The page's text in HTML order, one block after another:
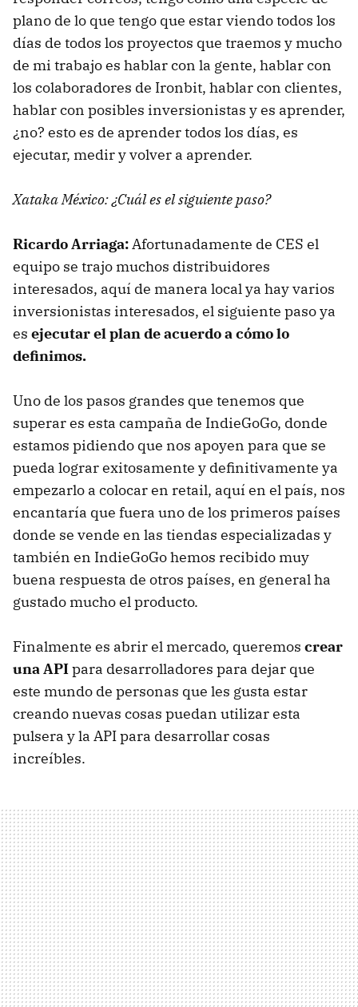
plano de lo que tengo que estar viendo todos los
días de todos los proyectos que traemos y mucho
de mi trabajo es hablar con la gente, hablar con
los colaboradores de Ironbit, hablar con clientes,
hablar con posibles inversionistas y es aprender,
¿no? esto es de aprender todos los días, es
ejecutar, medir y volver a aprender.
Xataka México: ¿Cuál es el siguiente paso?
Ricardo Arriaga:Afortunadamente de CES el
equipo se trajo muchos distribuidores
interesados, aquí de manera local ya hay varios
inversionistas interesados, el siguiente paso ya
es ejecutar el plan de acuerdo a cómo lo
definimos.
Uno de los pasos grandes que tenemos que
superar es esta campaña de IndieGoGo, donde
estamos pidiendo que nos apoyen para que se
pueda lograr exitosamente y definitivamente ya
empezarlo a colocar en retail, aquí en el país, nos
encantaría que fuera uno de los primeros países
donde se vende en las tiendas especializadas y
también en IndieGoGo hemos recibido muy
buena respuesta de otros países, en general ha
gustado mucho el producto.
Finalmente es abrir el mercado, queremos crear
una APIpara desarrolladores para dejar que
este mundo de personas que les gusta estar
creando nuevas cosas puedan utilizar esta
pulsera y la API para desarrollar cosas
increíbles.